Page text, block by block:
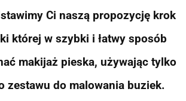
Ci naszą propozycję krok
której w szybki i łatwy sposób
makijaż pieska, używając tylko
zestawu do malowania buziek.